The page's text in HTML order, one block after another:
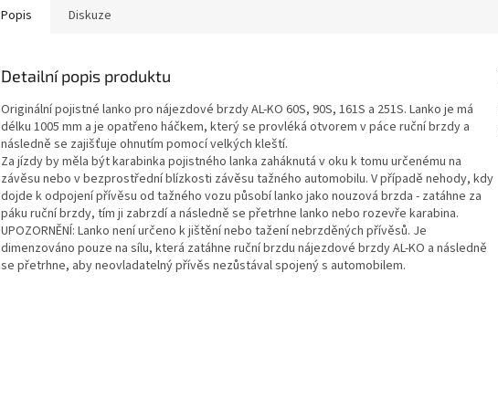
Popis Diskuze
Detailní popis produktu
Originální pojistné lanko pro nájezdové brzdy AL-KO 60S, 90S, 161S a 251S. Lanko je má
délku 1005 mm a je opatřeno háčkem, který se provléká otvorem v páce ruční brzdy a
následně se zajišťuje ohnutím pomocí velkých kleští.
Za jízdy by měla být karabinka pojistného lanka zaháknutá v oku k tomu určenému na
závěsu nebo v bezprostřední blízkosti závěsu tažného automobilu. V případě nehody, kdy
dojde k odpojení přívěsu od tažného vozu působí lanko jako nouzová brzda - zatáhne za
páku ruční brzdy, tím ji zabrzdí a následně se přetrhne lanko nebo rozevře karabina.
UPOZORNĚNÍ: Lanko není určeno k jištění nebo tažení nebrzděných přívěsů. Je
dimenzováno pouze na sílu, která zatáhne ruční brzdu nájezdové brzdy AL-KO a následně
se přetrhne, aby neovladatelný přívěs nezůstával spojený s automobilem.